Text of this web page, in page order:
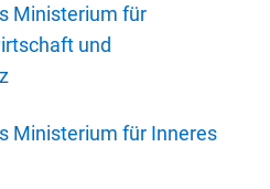
Ministerium für
und
Ministerium für Inneres